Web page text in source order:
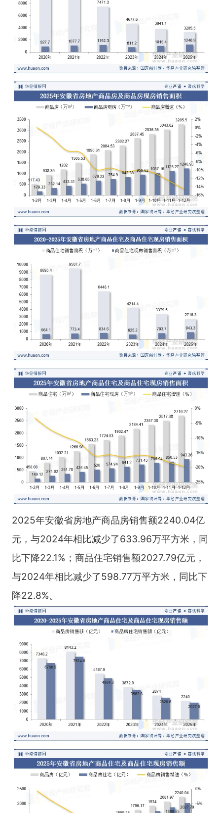
2025年安徽省房地产商品房销售额2240.04亿
元，与2024年相比减少了633.96万平方米，同
比下降22.1%；商品住宅销售额2027.79亿元，
与2024年相比减少了598.77万平方米，同比下
降22.8%。